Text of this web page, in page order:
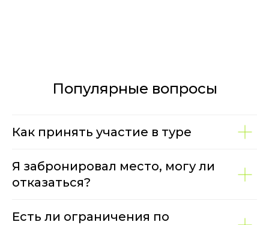
Популярные вопросы
Как принять участие в туре
Я забронировал место, могу ли
отказаться?
Есть ли ограничения по